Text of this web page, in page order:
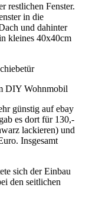
restlichen Fenster.
in die
und dahinter
kleines 40x40cm
günstig auf ebay
es dort für 130,-
lackieren) und
Insgesamt
sich der Einbau
den seitlichen